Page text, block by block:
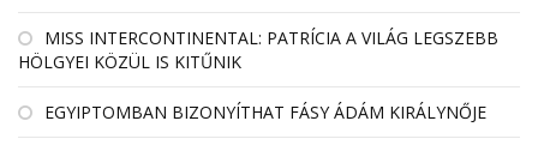
MISS INTERCONTINENTAL: PATRÍCIA A VILÁG LEGSZEBB
HÖLGYEI KÖZÜL IS KITŰNIK
EGYIPTOMBAN BIZONYÍTHAT FÁSY ÁDÁM KIRÁLYNŐJE